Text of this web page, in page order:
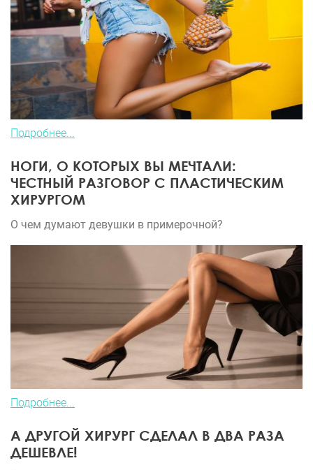
Подробнее...
НОГИ, О КОТОРЫХ ВЫ МЕЧТАЛИ:
ЧЕСТНЫЙ РАЗГОВОР С ПЛАСТИЧЕСКИМ
ХИРУРГОМ
О чем думают девушки в примерочной?
Подробнее...
А ДРУГОЙ ХИРУРГ СДЕЛАЛ В ДВА РАЗА
ДЕШЕВЛЕ!